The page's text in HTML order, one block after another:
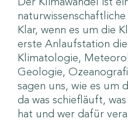
Der Klimawandel ist
Klar, wenn es um die
erste Anlaufstation
Klimatologie,
Geologie,
sagen uns, wie es um
da was schiefläuft,
hat und wer dafür